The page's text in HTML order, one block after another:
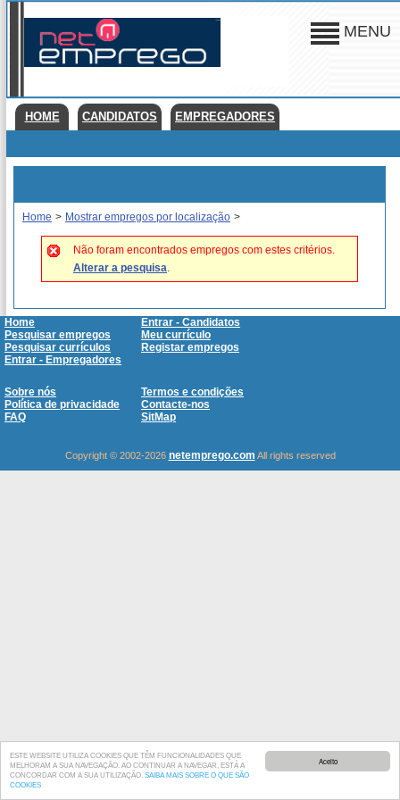
Aceito
ESTE WEBSITE UTILIZA COOKIES QUE TÊM FUNCIONALIDADES QUE
MELHORAM A SUA NAVEGAÇÃO. AO CONTINUAR A NAVEGAR, ESTÁ A
CONCORDAR COM A SUA UTILIZAÇÃO. SAIBA MAIS SOBRE O QUE SÃO
COOKIES
MENU
HOME CANDIDATOS EMPREGADORES
Home > Mostrar empregos por localização >
Não foram encontrados empregos com estes critérios.
Alterar a pesquisa.
Home
Entrar - Candidatos
Pesquisar empregos
Meu currículo
Pesquisar currículos
Registar empregos
Entrar - Empregadores
Sobre nós
Termos e condições
Política de privacidade
Contacte-nos
FAQ
SitMap
Copyright © 2002-2026 netemprego.com All rights reserved